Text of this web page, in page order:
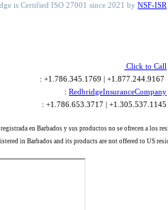
is Certified ISO 27001 since 2021 byNSF-ISR
Click to Call
: +1.786.345.1769 | +1.877.244.9167
:RedbridgeInsuranceCompany
: +1.786.653.3717 | +1.305.537.1145
en Barbados y sus productos no se ofrecen a los
in Barbados and its products are not offered to US